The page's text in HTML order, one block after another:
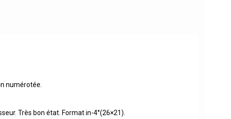
numérotée.
Très bon état. Format in-4°(26×21).